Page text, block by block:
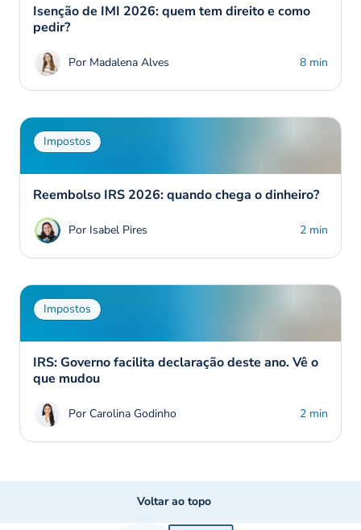
Isenção de IMI 2026: quem tem direito e como
pedir?
Por Madalena Alves 8 min
Impostos
Reembolso IRS 2026: quando chega o dinheiro?
Por Isabel Pires 2 min
Impostos
IRS: Governo facilita declaração deste ano. Vê o
que mudou
Por Carolina Godinho 2 min
Voltar ao topo